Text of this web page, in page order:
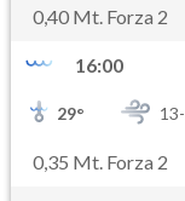
0,40 Mt. Forza 2
16:00
29° 13-
0,35 Mt. Forza 2